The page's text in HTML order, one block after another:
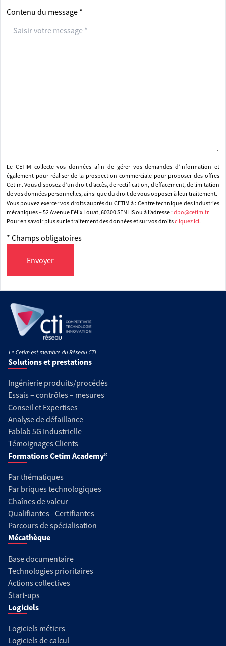
Contenu du message *
Le CETIM collecte vos données afin de gérer vos demandes d’information et
également pour réaliser de la prospection commerciale pour proposer des offres
Cetim. Vous disposez d’un droit d’accès, de rectification, d’effacement, de limitation
de vos données personnelles, ainsi que du droit de vous opposer à leur traitement.
Vous pouvez exercer vos droits auprès du CETIM à : Centre technique des industries
mécaniques – 52 Avenue Félix Louat, 60300 SENLIS ou à l’adresse : dpo@cetim.fr
Pour en savoir plus sur le traitement des données et sur vos droitscliquez ici.
* Champs obligatoires
Envoyer
Solutions et prestations
Ingénierie produits/procédés
Essais – contrôles – mesures
Conseil et Expertises
Analyse de défaillance
Fablab 5G Industrielle
Témoignages Clients
Formations Cetim Academy®
Par thématiques
Par briques technologiques
Chaînes de valeur
Qualifiantes - Certifiantes
Parcours de spécialisation
Mécathèque
Base documentaire
Technologies prioritaires
Actions collectives
Start-ups
Logiciels
Logiciels métiers
Logiciels de calcul